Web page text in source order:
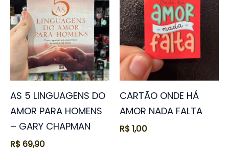
AS 5 LINGUAGENS DO
AMOR PARA HOMENS
– GARY CHAPMAN
R$ 69,90
CARTÃO ONDE HÁ
AMOR NADA FALTA
R$1,00